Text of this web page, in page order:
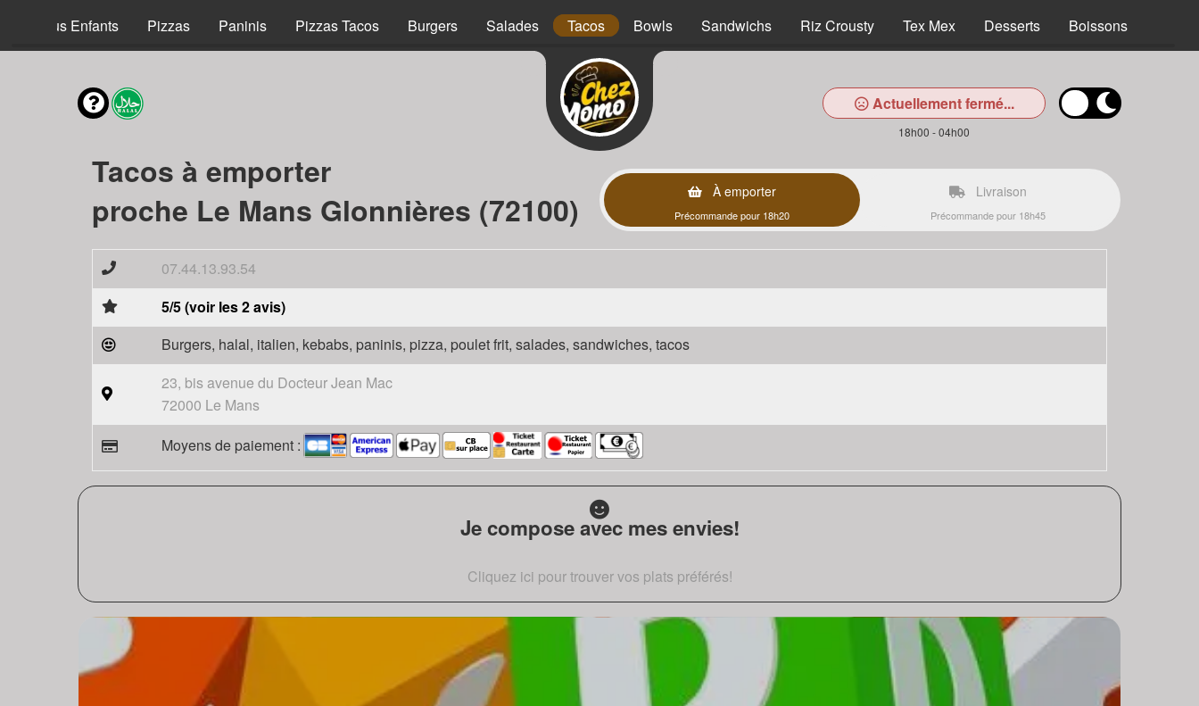
Menus Enfants Pizzas Paninis Pizzas Tacos Burgers Salades Tacos Bowls Sandwichs Riz Crousty Tex Mex Desserts Boissons
Actuellement fermé...
18h00 - 04h00
Tacos à emporter
proche Le Mans Glonnières (72100)
À emporter
Précommande pour 18h20
Livraison
Précommande pour 18h45
07.44.13.93.54
5/5 (voir les 2 avis)
Burgers, halal, italien, kebabs, paninis, pizza, poulet frit, salades, sandwiches, tacos
23, bis avenue du Docteur Jean Mac
72000 Le Mans
Moyens de paiement :
Je compose avec mes envies!
Cliquez ici pour trouver vos plats préférés!